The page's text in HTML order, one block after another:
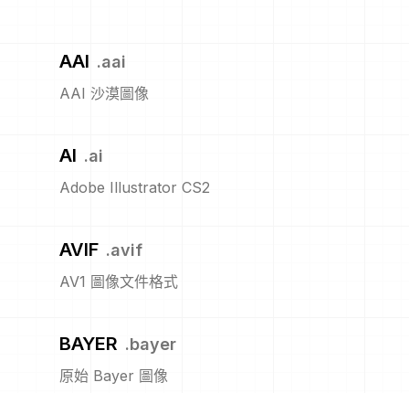
AAI .aai
AAI 沙漠圖像
AI .ai
Adobe Illustrator CS2
AVIF .avif
AV1 圖像文件格式
BAYER .bayer
原始 Bayer 圖像